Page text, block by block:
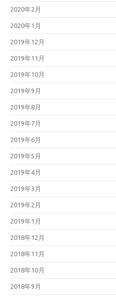
2020年2月
2020年1月
2019年12月
2019年11月
2019年10月
2019年9月
2019年8月
2019年7月
2019年6月
2019年5月
2019年4月
2019年3月
2019年2月
2019年1月
2018年12月
2018年11月
2018年10月
2018年9月